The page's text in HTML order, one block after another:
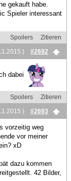
gekauft habe.
Spieler interessant
Spoilers
Zitieren
)
#2692
dabei
Spoilers
Zitieren
)
#2693
vorzeitig weg
vor meiner
xD
dazu kommen
42 Bilder,